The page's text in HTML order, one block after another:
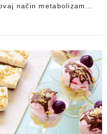
način metabolizam…